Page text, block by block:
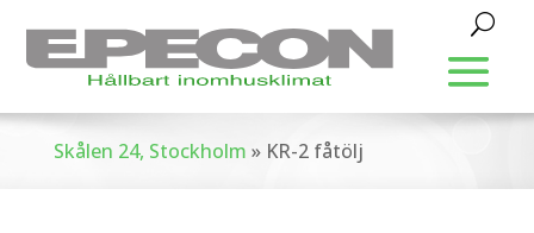
Skålen 24, Stockholm » KR-2 fåtölj